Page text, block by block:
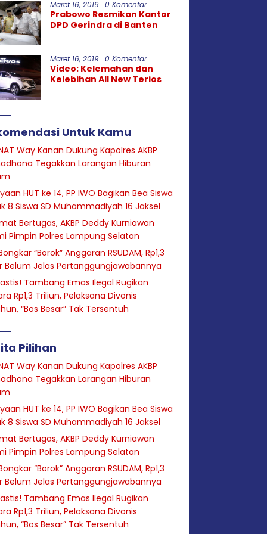
Maret 16, 2019 0 Komentar
Prabowo Resmikan Kantor
DPD Gerindra di Banten
Maret 16, 2019 0 Komentar
Video: Kelemahan dan
Kelebihan All New Terios
Untuk Kamu
Way Kanan Dukung Kapolres AKBP
Tegakkan Larangan Hiburan
HUT ke 14, PP IWO Bagikan Bea Siswa
8 Siswa SD Muhammadiyah 16 Jaksel
Bertugas, AKBP Deddy Kurniawan
Pimpin Polres Lampung Selatan
“Borok” Anggaran RSUDAM, Rp1,3
Belum Jelas Pertanggungjawabannya
Tambang Emas Ilegal Rugikan
Rp1,3 Triliun, Pelaksana Divonis
“Bos Besar” Tak Tersentuh
Pilihan
Way Kanan Dukung Kapolres AKBP
Tegakkan Larangan Hiburan
HUT ke 14, PP IWO Bagikan Bea Siswa
8 Siswa SD Muhammadiyah 16 Jaksel
Bertugas, AKBP Deddy Kurniawan
Pimpin Polres Lampung Selatan
“Borok” Anggaran RSUDAM, Rp1,3
Belum Jelas Pertanggungjawabannya
Tambang Emas Ilegal Rugikan
Rp1,3 Triliun, Pelaksana Divonis
“Bos Besar” Tak Tersentuh